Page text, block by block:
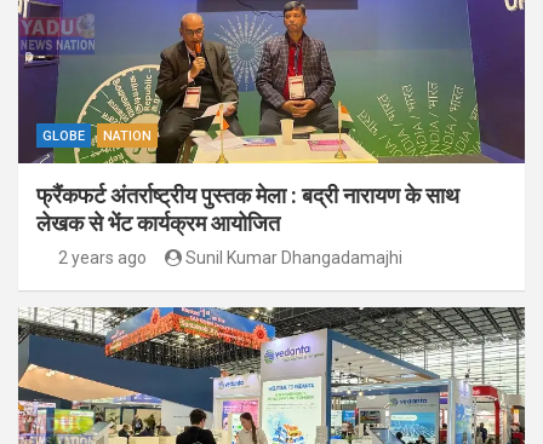
GLOBE NATION
फ्रैंकफर्ट अंतर्राष्ट्रीय पुस्तक मेला : बद्री नारायण के साथ
लेखक से भेंट कार्यक्रम आयोजित
2 years ago Sunil Kumar Dhangadamajhi